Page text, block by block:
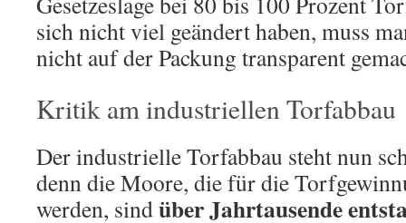
sich nicht viel geändert haben, muss
nicht auf der Packung transparent
Kritik am industriellen Torfabbau
Der industrielle Torfabbau steht nun
denn die Moore, die für die
werden, sindüber Jahrtausende